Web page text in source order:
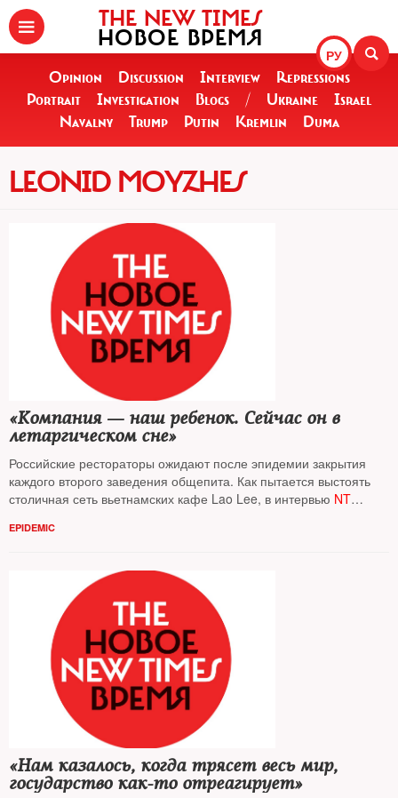
РУ
THE NEW TIMES
НОВОЕ ВРЕМЯ
Opinion Discussion Interview
Repressions
Portrait
Investigation Blogs / Ukraine
Israel
Navalny
Trump Putin Kremlin Duma
LEONID MOYZHES
«Компания — наш ребенок. Сейчас он в
летаргическом сне»
Российские рестораторы ожидают после эпидемии закрытия
каждого второго заведения общепита. Как пытается выстоять
столичная сеть вьетнамских кафе Lao Lee, в интервью NT
EPIDEMIC
«Нам казалось, когда трясет весь мир,
государство как-то отреагирует»